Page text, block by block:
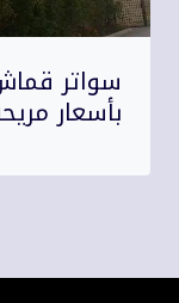
سواتر
بأسعار